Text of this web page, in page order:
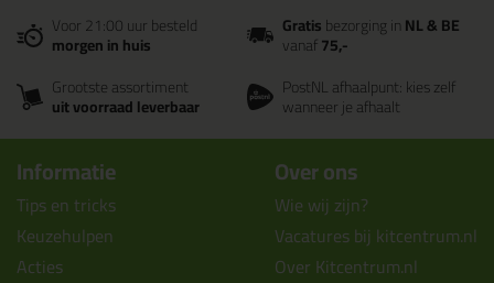
Voor 21:00 uur besteld
morgen in huis
Gratisbezorging inNL & BE
vanaf75,-
Grootste assortiment
uit voorraad leverbaar
PostNL afhaalpunt: kies zelf
wanneer je afhaalt
Informatie
Tips en tricks
Keuzehulpen
Acties
Over ons
Wie wij zijn?
Vacatures bij kitcentrum.nl
Over Kitcentrum.nl